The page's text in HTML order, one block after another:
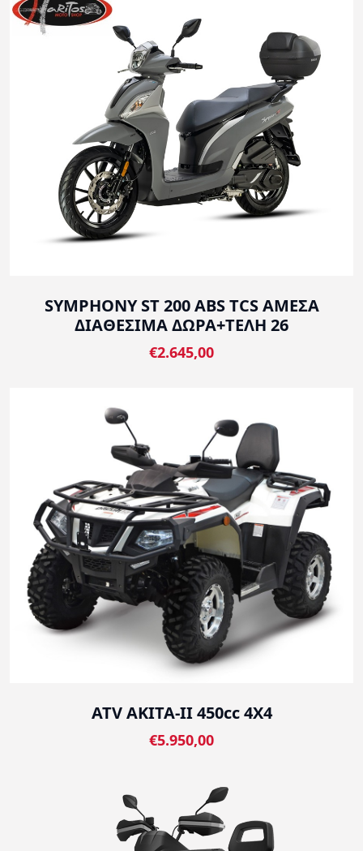
SYMPHONY ST 200 ABS TCS ΑΜΕΣΑ
ΔΙΑΘΕΣΙΜΑ ΔΩΡΑ+ΤΕΛΗ 26
€2.645,00
ATV AKITA-II 450cc 4X4
€5.950,00